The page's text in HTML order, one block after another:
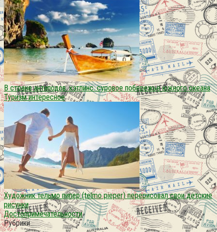
В стране антиподов. кэтлинс. суровое побережье южного океана
Туризм интересное
Художник тельмо пипер (telmo pieper) перерисовал свои детские
рисунки
Достопримечательности
Рубрики